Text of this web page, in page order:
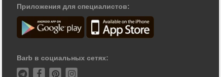
Приложения для специалистов:
Barb в социальных сетях: